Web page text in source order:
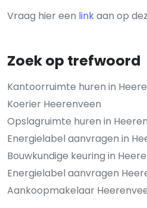
Vraag hier een linkaan op
Zoek op trefwoord
Kantoorruimte huren in
Koerier Heerenveen
Opslagruimte huren in
Energielabel aanvragen in
Bouwkundige keuring in
Energielabel aanvragen
Aankoopmakelaar